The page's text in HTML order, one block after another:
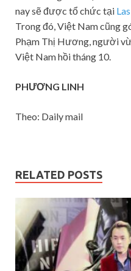
nay sẽ được tổ chức tại
Trong đó, Việt Nam cũng
Phạm Thị Hương, người
Việt Nam hồi tháng 10.
PHƯƠNG LINH
Theo: Daily mail
RELATED POSTS